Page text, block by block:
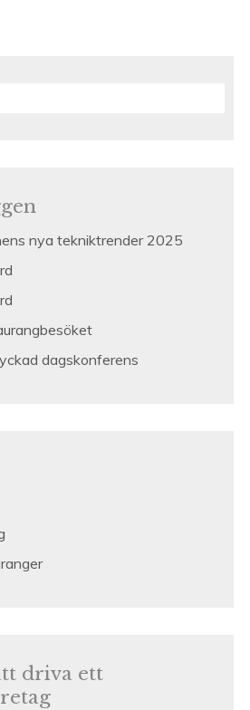
nya tekniktrender 2025
dagskonferens
driva ett